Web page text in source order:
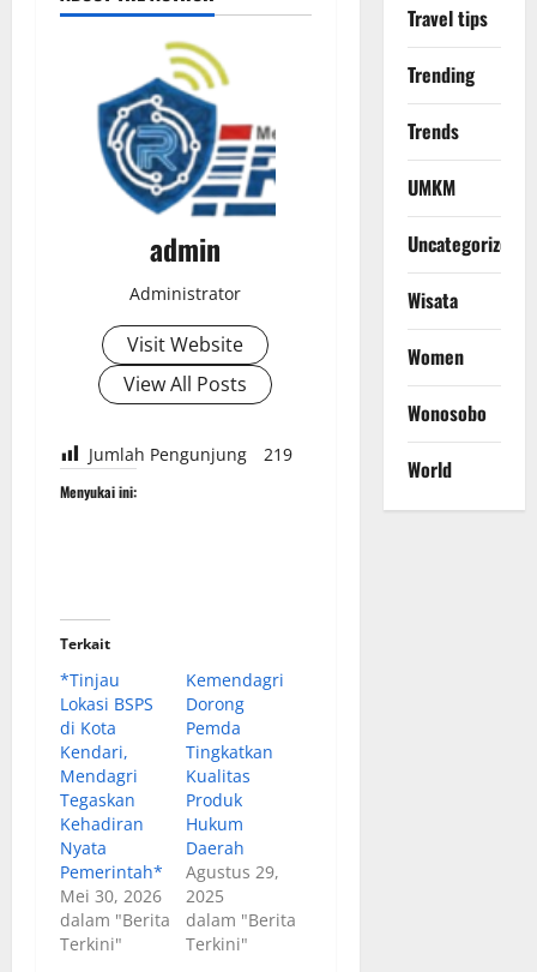
admin
Administrator
Visit Website
View All Posts
Jumlah Pengunjung 219
Menyukai ini:
Terkait
*Tinjau
Lokasi BSPS
di Kota
Kendari,
Mendagri
Tegaskan
Kehadiran
Nyata
Pemerintah*
Mei 30, 2026
dalam "Berita
Terkini"
Kemendagri
Dorong
Pemda
Tingkatkan
Kualitas
Produk
Hukum
Daerah
Agustus 29,
2025
dalam "Berita
Terkini"
Travel tips
Trending
Trends
UMKM
Uncategorized
Wisata
Women
Wonosobo
World